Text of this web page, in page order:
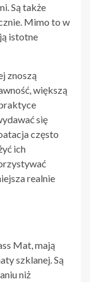
Są także
Mimo to w
istotne
znoszą
większą
się
często
ich
realnie
Mat, mają
szklanej. Są
niż